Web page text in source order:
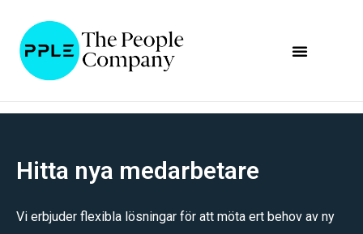
Hitta nya medarbetare
Vi erbjuder flexibla lösningar för att möta ert behov av ny